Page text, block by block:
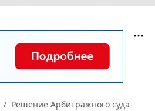
Решение Арбитражного суда